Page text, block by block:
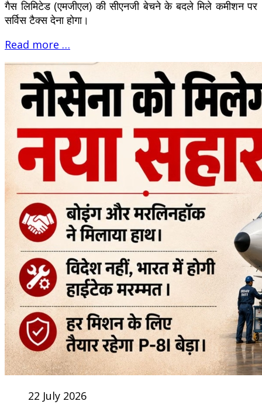
गैस लिमिटेड (एमजीएल) की सीएनजी बेचने के बदले मिले कमीशन पर
सर्विस टैक्स देना होगा।
Read more …
22 July 2026